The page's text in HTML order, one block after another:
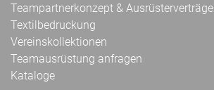
Teampartnerkonzept & Ausrüsterverträge
Textilbedruckung
Vereinskollektionen
Teamausrüstung anfragen
Kataloge